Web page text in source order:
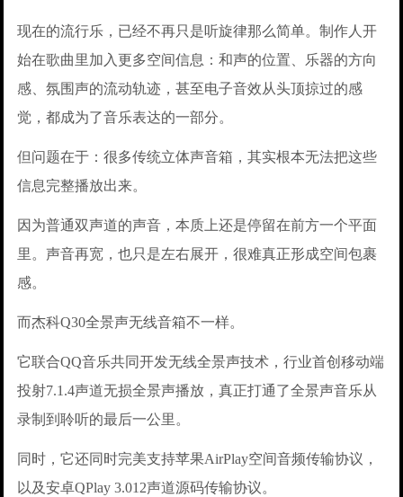
现在的流行乐，已经不再只是听旋律那么简单。制作人开
始在歌曲里加入更多空间信息：和声的位置、乐器的方向
感、氛围声的流动轨迹，甚至电子音效从头顶掠过的感
觉，都成为了音乐表达的一部分。
但问题在于：很多传统立体声音箱，其实根本无法把这些
信息完整播放出来。
因为普通双声道的声音，本质上还是停留在前方一个平面
里。声音再宽，也只是左右展开，很难真正形成空间包裹
感。
而杰科Q30全景声无线音箱不一样。
它联合QQ音乐共同开发无线全景声技术，行业首创移动端
投射7.1.4声道无损全景声播放，真正打通了全景声音乐从
录制到聆听的最后一公里。
同时，它还同时完美支持苹果AirPlay空间音频传输协议，
以及安卓QPlay 3.012声道源码传输协议。